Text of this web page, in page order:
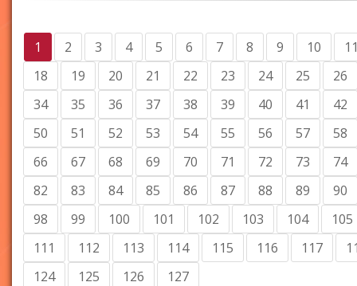
1 2 3 4 5 6 7 8 9 10
18
19 20 21 22 23 24 25
26
34
35 36 37 38 39 40 41
42
50
51 52 53 54 55 56 57
58
66
67 68 69 70 71 72 73
74
82
83 84 85 86 87 88 89
90
98
99 100 101 102 103 104
105
111
112 113 114 115 116 117
124
125 126 127